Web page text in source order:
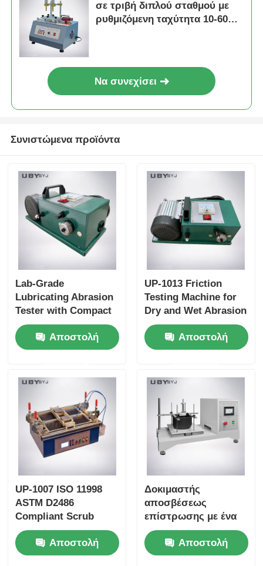
σε τριβή διπλού σταθμού με
ρυθμιζόμενη ταχύτητα 10-60
Να συνεχίσει
Συνιστώμενα προϊόντα
Lab-Grade
Lubricating Abrasion
Tester with Compact
Structure and User-
Friendly Interface for
Friction and Wear
Αποστολή
UP-1013 Friction
Testing Machine for
Dry and Wet Abrasion
Test with Adjustable
Load Range and Real-
time Friction
Αποστολή
UP-1007 ISO 11998
ASTM D2486
Compliant Scrub
Tester με συχνότητα
κίνησης βούρτσας 37
± 1cpm και
Αποστολή
Δοκιμαστής
αποσβέσεως
επίστρωσης με ένα
σταθμό με 100 mm ±
5 mm εγκεφαλική
κίνηση και ταχύτητα
Αποστολή